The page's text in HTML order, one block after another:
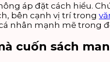
áp đặt cách hiểu.
bên cạnh vị trí trong
nhân mạnh mẽ trong
cuốn sách